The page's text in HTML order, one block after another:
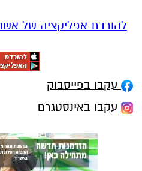
להורדת אפליקציה של
עקבו בפייסבוק
עקבו באינסטגרם